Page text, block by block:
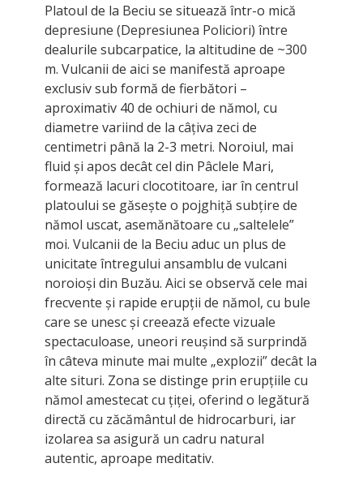
Platoul de la Beciu se situează într-o mică
depresiune (Depresiunea Policiori) între
dealurile subcarpatice, la altitudine de ~300
m. Vulcanii de aici se manifestă aproape
exclusiv sub formă de fierbători –
aproximativ 40 de ochiuri de nămol, cu
diametre variind de la câțiva zeci de
centimetri până la 2-3 metri. Noroiul, mai
fluid și apos decât cel din Pâclele Mari,
formează lacuri clocotitoare, iar în centrul
platoului se găsește o pojghiță subțire de
nămol uscat, asemănătoare cu „saltelele”
moi. Vulcanii de la Beciu aduc un plus de
unicitate întregului ansamblu de vulcani
noroioși din Buzău. Aici se observă cele mai
frecvente și rapide erupții de nămol, cu bule
care se unesc și creează efecte vizuale
spectaculoase, uneori reușind să surprindă
în câteva minute mai multe „explozii” decât la
alte situri. Zona se distinge prin erupțiile cu
nămol amestecat cu țiței, oferind o legătură
directă cu zăcământul de hidrocarburi, iar
izolarea sa asigură un cadru natural
autentic, aproape meditativ.